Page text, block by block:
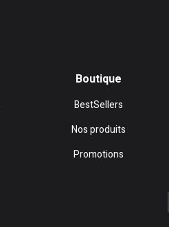
Boutique
BestSellers
Nos produits
Promotions